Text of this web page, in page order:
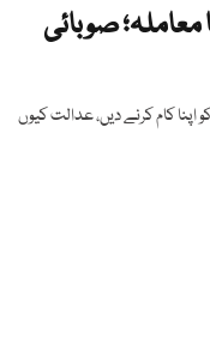
معاملہ؛ صوبائی
کام کرنے دیں، عدالت کیوں